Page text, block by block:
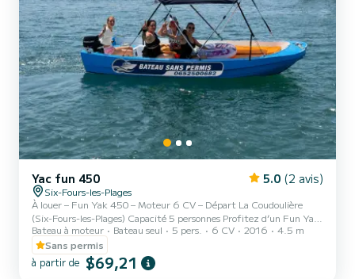
Yac fun 450 5.0 (2 avis)
Six-Fours-les-Plages
À louer – Fun Yak 450 – Moteur 6 CV – Départ La Coudoulière
(Six-Fours-les-Plages) Capacité 5 personnes Profitez d’un Fun Yak
450 équipé d’un moteur 6 CV, idéal pour une balade en mer en
toute simplicité. Facile à piloter, économique et accessible sans
permis (selon la réglementation en vigueur), il est parfait pour une
sortie en couple, en famille ou entre amis. Caractéristiques : *
Bateau à moteur Bateau seul 5 pers. 6 CV 2016
4.5 m
Sans permis
à partir de $69,21